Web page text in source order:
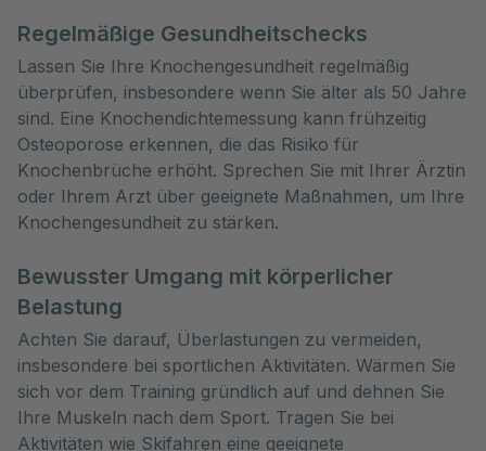
Regelmäßige Gesundheitschecks
Lassen Sie Ihre Knochengesundheit regelmäßig
überprüfen, insbesondere wenn Sie älter als 50 Jahre
sind. Eine Knochendichtemessung kann frühzeitig
Osteoporose erkennen, die das Risiko für
Knochenbrüche erhöht. Sprechen Sie mit Ihrer Ärztin
oder Ihrem Arzt über geeignete Maßnahmen, um Ihre
Knochengesundheit zu stärken.
Bewusster Umgang mit körperlicher
Belastung
Achten Sie darauf, Überlastungen zu vermeiden,
insbesondere bei sportlichen Aktivitäten. Wärmen Sie
sich vor dem Training gründlich auf und dehnen Sie
Ihre Muskeln nach dem Sport. Tragen Sie bei
Aktivitäten wie Skifahren eine geeignete